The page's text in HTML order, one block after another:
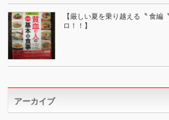
【厳しい夏を乗り越える〝 食編
ロ！！】
アーカイブ